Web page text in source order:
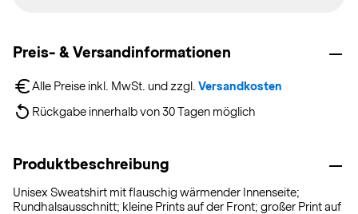
Preis- & Versandinformationen
Alle Preise inkl. MwSt. und zzgl. Versandkosten
Rückgabe innerhalb von 30 Tagen möglich
Produktbeschreibung
Unisex Sweatshirt mit flauschig wärmender Innenseite;
Rundhalsausschnitt; kleine Prints auf der Front; großer Print auf